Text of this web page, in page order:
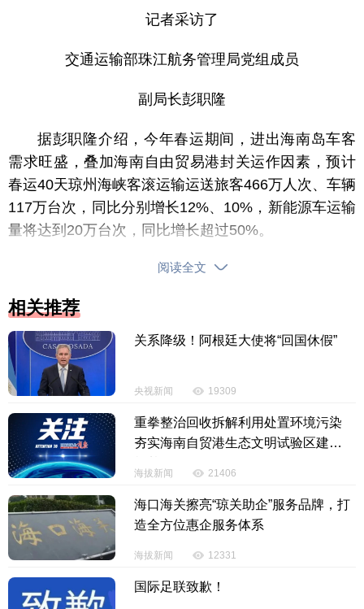
记者采访了
交通运输部珠江航务管理局党组成员
副局长彭职隆
据彭职隆介绍，今年春运期间，进出海南岛车客
需求旺盛，叠加海南自由贸易港封关运作因素，预计
春运40天琼州海峡客滚运输运送旅客466万人次、车辆
117万台次，同比分别增长12%、10%，新能源车运输
量将达到20万台次，同比增长超过50%。
另外
春节前后从凌晨到上午时段
琼州海峡海面易产生大雾
导致能见度达不到船舶通航标准
发生频繁停航的概率较大
总体来看
今年春运面临运输需求大
高峰持续时间长
阅读全文
相关推荐
关系降级！阿根廷大使将“回国休假”
央视新闻 19309
重拳整治回收拆解利用处置环境污染
夯实海南自贸港生态文明试验区建设
海拔新闻 21406
海口海关擦亮“琼关助企”服务品牌，打
造全方位惠企服务体系
海拔新闻 12331
国际足联致歉！